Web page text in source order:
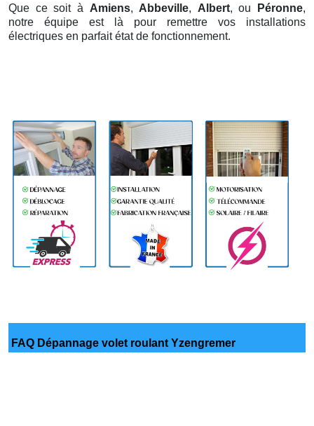
Que ce soit à Amiens, Abbeville, Albert, ou Péronne,
notre équipe est là pour remettre vos installations
électriques en parfait état de fonctionnement.
FAQ Dépannage volet roulant Yzengremer